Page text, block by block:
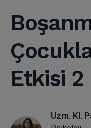
Uzmanlıklar
Etkisi 2
Uzm. Kl.